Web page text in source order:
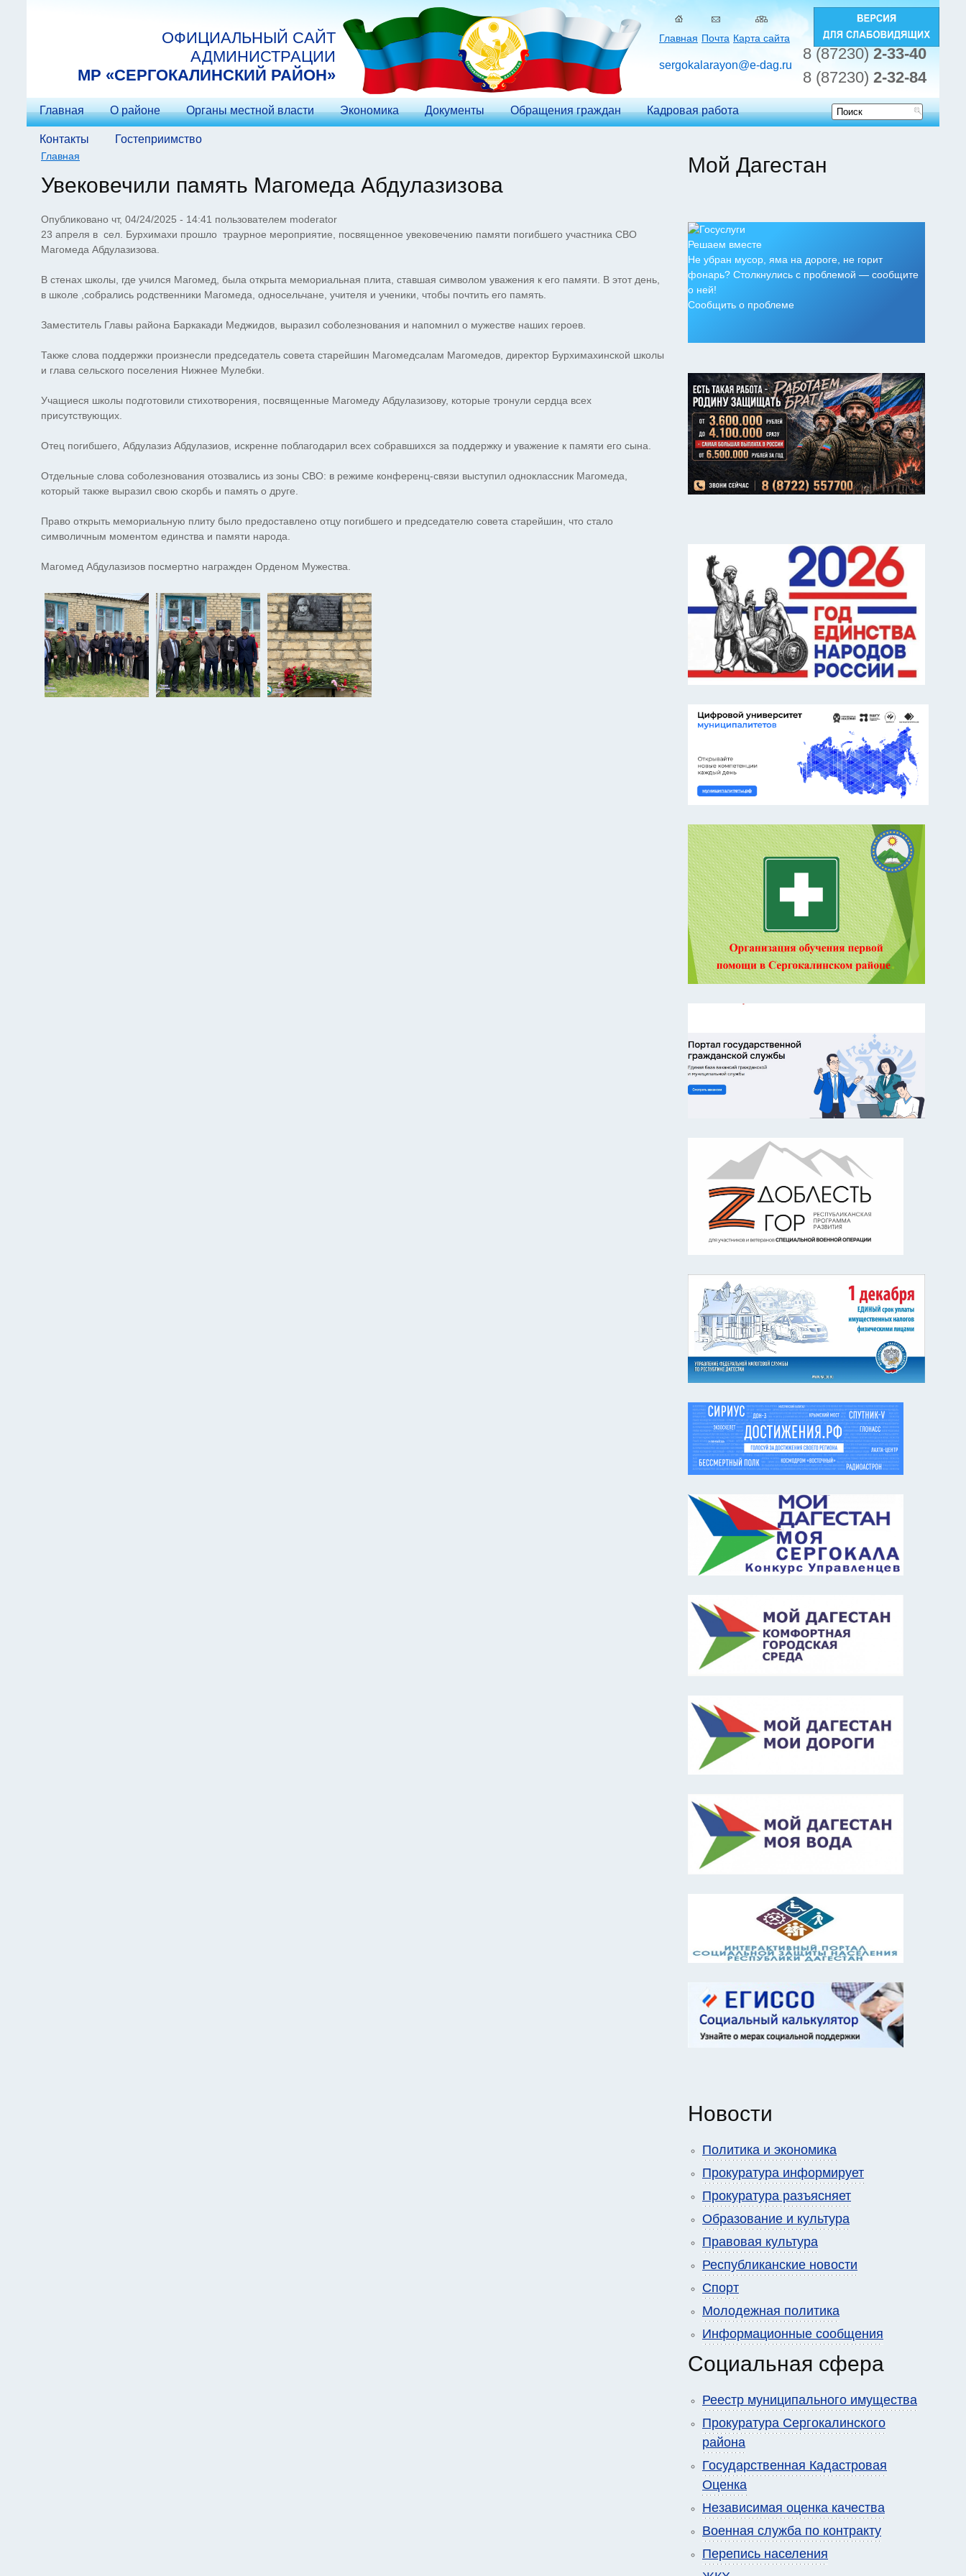
ОФИЦИАЛЬНЫЙ САЙТ
АДМИНИСТРАЦИИ
МP «СЕРГОКАЛИНСКИЙ РАЙОН»
Главная Почта Карта сайта
sergokalarayon@e-dag.ru
8 (87230) 2-33-40
8 (87230) 2-32-84
Главная О районе Органы местной власти Экономика Документы Обращения граждан Кадровая работа
Контакты Гостеприимство
Форма
Вы здесь
Главная
Увековечили память Магомеда Абдулазизова
Опубликовано чт, 04/24/2025 - 14:41 пользователем moderator
23 апреля в сел. Бурхимахи прошло траурное мероприятие, посвященное увековечению памяти погибшего участника СВО
Магомеда Абдулазизова.
В стенах школы, где учился Магомед, была открыта мемориальная плита, ставшая символом уважения к его памяти. В этот день,
в школе ,собрались родственники Магомеда, односельчане, учителя и ученики, чтобы почтить его память.
Заместитель Главы района Баркакади Меджидов, выразил соболезнования и напомнил о мужестве наших героев.
Также слова поддержки произнесли председатель совета старейшин Магомедсалам Магомедов, директор Бурхимахинской школы
и глава сельского поселения Нижнее Мулебки.
Учащиеся школы подготовили стихотворения, посвященные Магомеду Абдулазизову, которые тронули сердца всех
присутствующих.
Отец погибшего, Абдулазиз Абдулазиов, искренне поблагодарил всех собравшихся за поддержку и уважение к памяти его сына.
Отдельные слова соболезнования отозвались из зоны СВО: в режиме конференц-связи выступил одноклассник Магомеда,
который также выразил свою скорбь и память о друге.
Право открыть мемориальную плиту было предоставлено отцу погибшего и председателю совета старейшин, что стало
символичным моментом единства и памяти народа.
Магомед Абдулазизов посмертно награжден Орденом Мужества.
Мой Дагестан
Решаем вместе
Не убран мусор, яма на дороге, не горит
фонарь? Столкнулись с проблемой — сообщите
о ней!
Сообщить о проблеме
Новости
Политика и экономика
Прокуратура информирует
Прокуратура разъясняет
Образование и культура
Правовая культура
Республиканские новости
Спорт
Молодежная политика
Информационные сообщения
Социальная сфера
Реестр муниципального имущества
Прокуратура Сергокалинского
района
Государственная Кадастровая
Оценка
Независимая оценка качества
Военная служба по контракту
Перепись населения